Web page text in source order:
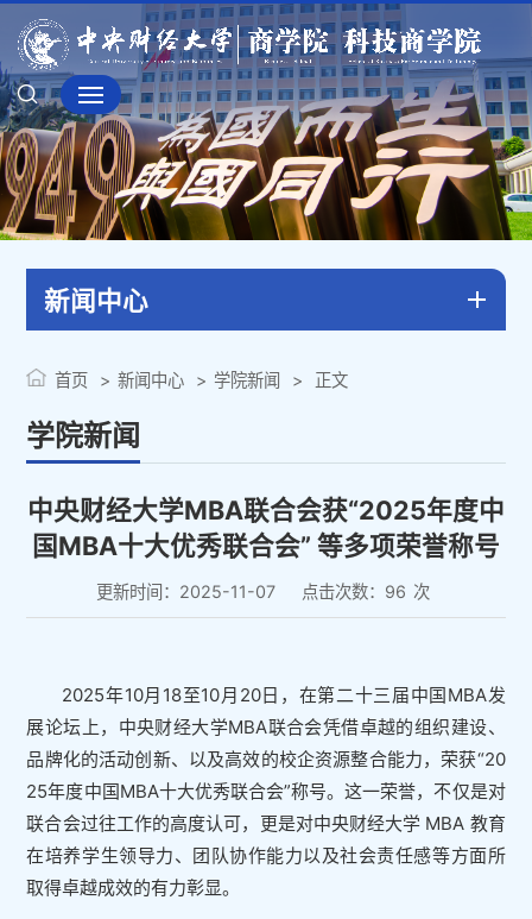
新闻中心
学院新闻
首页 新闻中心 学院新闻 正文
中央财经大学MBA联合会获“2025年度中
国MBA十大优秀联合会” 等多项荣誉称号
更新时间：2025-11-07 点击次数： 96 次
2025年10月18至10月20日，在第二十三届中国MBA发
展论坛上，中央财经大学MBA联合会凭借卓越的组织建设、
品牌化的活动创新、以及高效的校企资源整合能力，荣获“20
25年度中国MBA十大优秀联合会”称号。这一荣誉，不仅是对
联合会过往工作的高度认可，更是对中央财经大学 MBA 教育
在培养学生领导力、团队协作能力以及社会责任感等方面所
取得卓越成效的有力彰显。